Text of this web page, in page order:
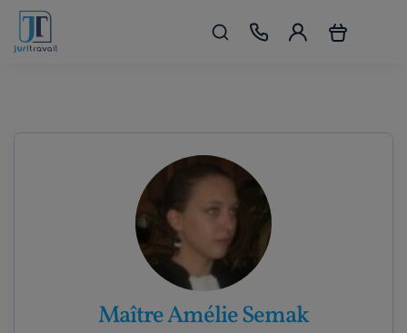
Maître Amélie Semak